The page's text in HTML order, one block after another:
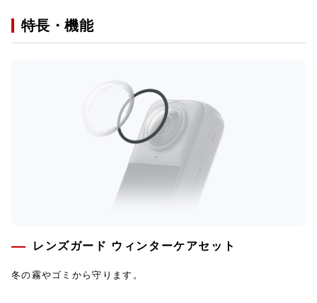
特長・機能
レンズガード ウィンターケアセット
冬の霧やゴミから守ります。